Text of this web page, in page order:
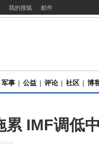
我的搜狐 邮件
军事 | 公益 | 评论 | 社区 | 博
累 IMF调低